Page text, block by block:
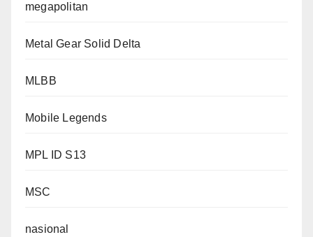
megapolitan
Metal Gear Solid Delta
MLBB
Mobile Legends
MPL ID S13
MSC
nasional